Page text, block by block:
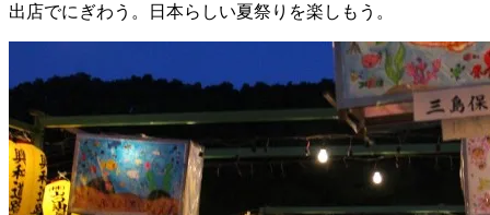
出店でにぎわう。日本らしい夏祭りを楽しもう。